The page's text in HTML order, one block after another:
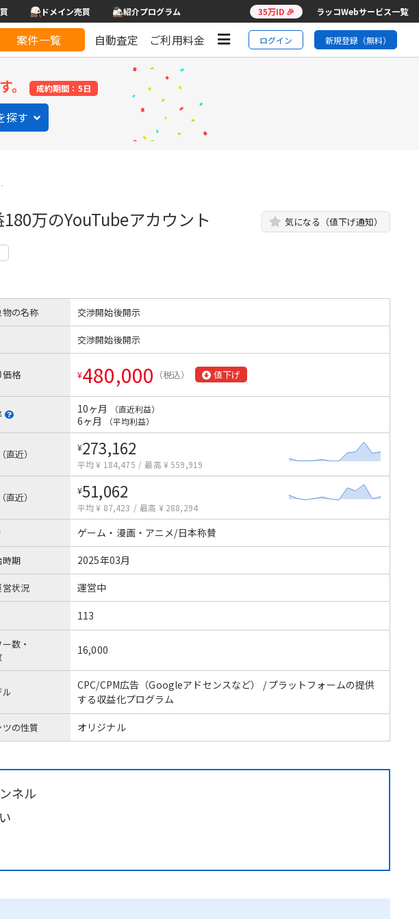
ドメイン売買 紹介プログラム 35万ID 🎉 ラッコWebサービス一覧
案件一覧 自動査定 ご利用料金 ログイン 新規登録（無料）
。 成約期間：5日
探す
万のYouTubeアカウント 気になる（値下げ通知）
の名称 交渉開始後開示
交渉開始後開示
価格 ¥480,000 （税込） 値下げ
10ヶ月 （直近利益）
6ヶ月 （平均利益）
近）
¥273,162
平均 ¥ 184,475 / 最高 ¥ 559,919
近）
¥51,062
平均 ¥ 87,423 / 最高 ¥ 288,294
ゲーム・漫画・アニメ/日本称賛
時期 2025年03月
状況 運営中
113
数・
16,000
CPC/CPM広告（Googleアドセンスなど） / プラットフォームの提供
する収益化プログラム
の性質 オリジナル
ネル